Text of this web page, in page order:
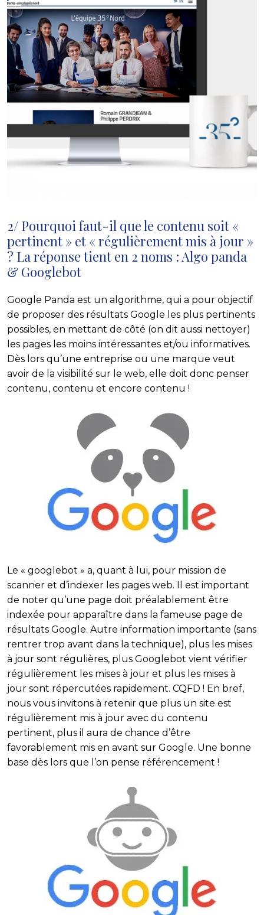
2/ Pourquoi faut-il que le contenu soit «
pertinent » et « régulièrement mis à jour »
? La réponse tient en 2 noms : Algo panda
& Googlebot
Google Panda est un algorithme, qui a pour objectif
de proposer des résultats Google les plus pertinents
possibles, en mettant de côté (on dit aussi nettoyer)
les pages les moins intéressantes et/ou informatives.
Dès lors qu’une entreprise ou une marque veut
avoir de la visibilité sur le web, elle doit donc penser
contenu, contenu et encore contenu !
Le « googlebot » a, quant à lui, pour mission de
scanner et d’indexer les pages web. Il est important
de noter qu’une page doit préalablement être
indexée pour apparaître dans la fameuse page de
résultats Google. Autre information importante (sans
rentrer trop avant dans la technique), plus les mises
à jour sont régulières, plus Googlebot vient vérifier
régulièrement les mises à jour et plus les mises à
jour sont répercutées rapidement. CQFD ! En bref,
nous vous invitons à retenir que plus un site est
régulièrement mis à jour avec du contenu
pertinent, plus il aura de chance d’être
favorablement mis en avant sur Google. Une bonne
base dès lors que l’on pense référencement !